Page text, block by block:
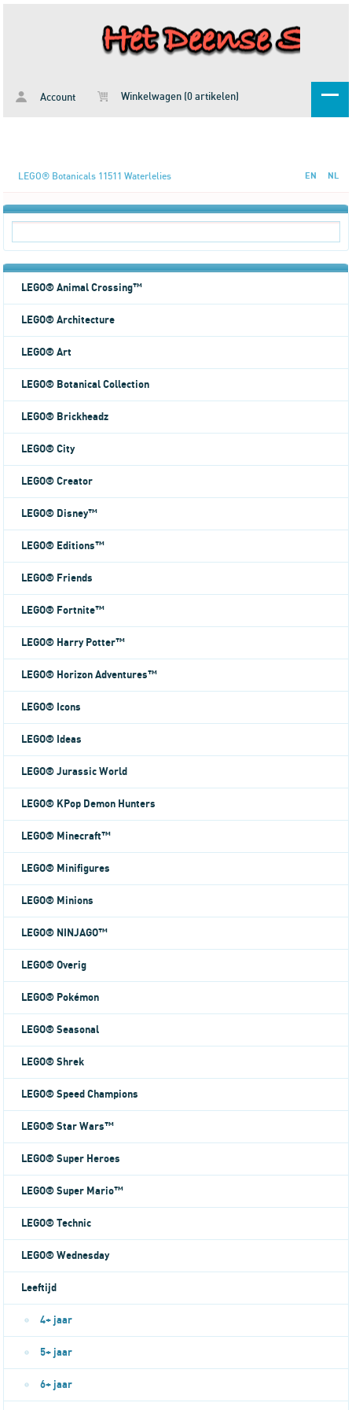
Account Winkelwagen (0 artikelen)
LEGO® Botanicals 11511 Waterlelies EN NL
LEGO® Animal Crossing™
LEGO® Architecture
LEGO® Art
LEGO® Botanical Collection
LEGO® Brickheadz
LEGO® City
LEGO® Creator
LEGO® Disney™
LEGO® Editions™
LEGO® Friends
LEGO® Fortnite™
LEGO® Harry Potter™
LEGO® Horizon Adventures™
LEGO® Icons
LEGO® Ideas
LEGO® Jurassic World
LEGO® KPop Demon Hunters
LEGO® Minecraft™
LEGO® Minifigures
LEGO® Minions
LEGO® NINJAGO™
LEGO® Overig
LEGO® Pokémon
LEGO® Seasonal
LEGO® Shrek
LEGO® Speed Champions
LEGO® Star Wars™
LEGO® Super Heroes
LEGO® Super Mario™
LEGO® Technic
LEGO® Wednesday
Leeftijd
4+ jaar
5+ jaar
6+ jaar